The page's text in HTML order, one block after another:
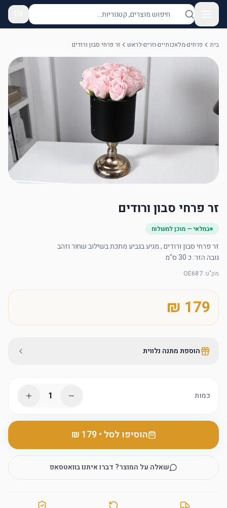
בית פרחים-מלאכותיים-וזרים-לראש זר פרחי סבון ורודים
זר פרחי סבון ורודים
במלאי — מוכן למשלוח
גובה הזר: כ 30 ס"מ
מק"ט:
OE687
הוספת מתנה נלווית
כמות 1
הוסיפו לסל •
‏179 ₪
שאלה על המוצר? דברו איתנו בוואטסאפ